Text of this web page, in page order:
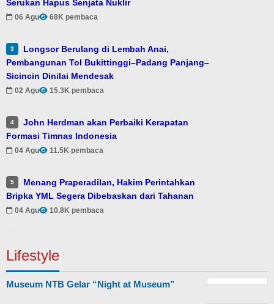
Serukan Hapus Senjata Nuklir
06 Agu 68K pembaca
3
Longsor Berulang di Lembah Anai,
Pembangunan Tol Bukittinggi–Padang Panjang–
Sicincin Dinilai Mendesak
02 Agu 15.3K pembaca
4
John Herdman akan Perbaiki Kerapatan
Formasi Timnas Indonesia
04 Agu 11.5K pembaca
5
Menang Praperadilan, Hakim Perintahkan
Bripka YML Segera Dibebaskan dari Tahanan
04 Agu 10.8K pembaca
Lifestyle
Museum NTB Gelar “Night at Museum”